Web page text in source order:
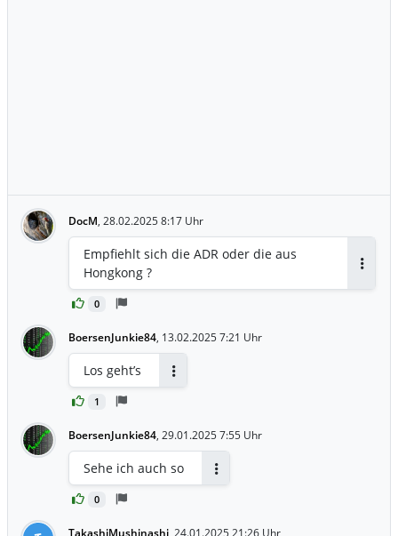
DocM, 28.02.2025 8:17 Uhr
0
Empfiehlt sich die ADR oder die aus
Hongkong ?
BoersenJunkie84, 13.02.2025 7:21 Uhr
1
Los geht’s
BoersenJunkie84, 29.01.2025 7:55 Uhr
0
Sehe ich auch so
TakashiMushinashi 24.01.2025 21:26 Uhr